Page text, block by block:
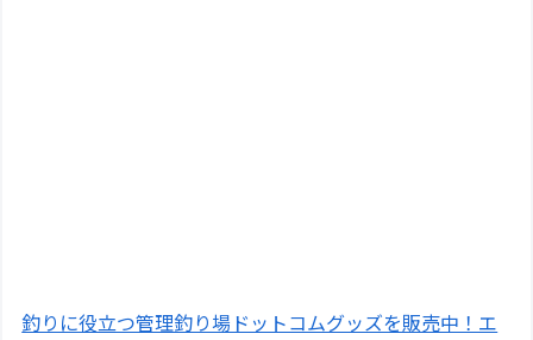
釣りに役立つ管理釣り場ドットコムグッズを販売中！エ